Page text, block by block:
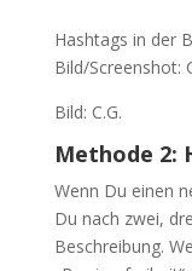
Hashtags in der
Bild/Screenshot:
Bild: C.G.
Methode 2:
Wenn Du einen
Du nach zwei,
Beschreibung.